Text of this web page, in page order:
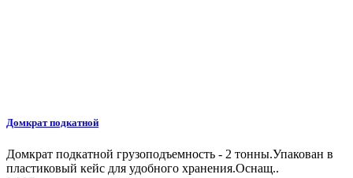
Домкрат подкатной
Домкрат подкатной грузоподъемность - 2 тонны.Упакован в
пластиковый кейс для удобного хранения.Оснащ..